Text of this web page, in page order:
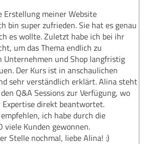
Erstellung meiner Website
bin super zufrieden. Sie hat es genau
es wollte. Zuletzt habe ich bei ihr
um das Thema endlich zu
Unternehmen und Shop langfristig
Der Kurs ist in anschaulichen
sehr verständlich erklärt. Alina steht
Q&A Sessions zur Verfügung, wo
direkt beantwortet.
ich habe durch die
viele Kunden gewonnen.
Stelle nochmal, liebe Alina! :)